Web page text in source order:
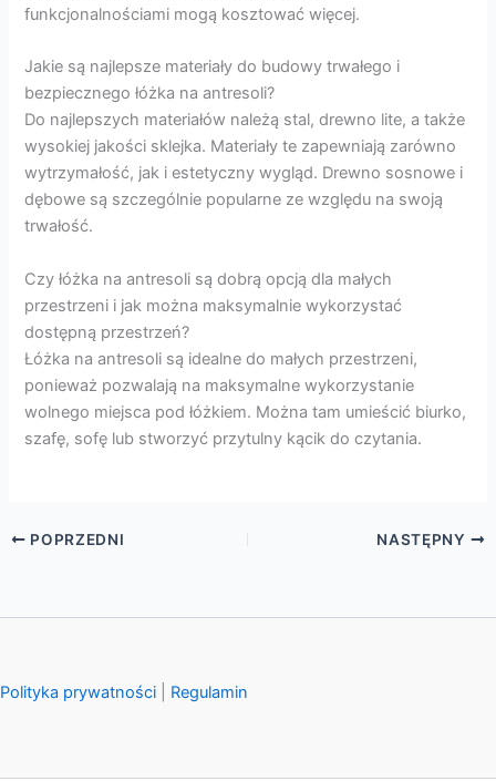
funkcjonalnościami mogą kosztować więcej.
Jakie są najlepsze materiały do budowy trwałego i
bezpiecznego łóżka na antresoli?
Do najlepszych materiałów należą stal, drewno lite, a także
wysokiej jakości sklejka. Materiały te zapewniają zarówno
wytrzymałość, jak i estetyczny wygląd. Drewno sosnowe i
dębowe są szczególnie popularne ze względu na swoją
trwałość.
Czy łóżka na antresoli są dobrą opcją dla małych
przestrzeni i jak można maksymalnie wykorzystać
dostępną przestrzeń?
Łóżka na antresoli są idealne do małych przestrzeni,
ponieważ pozwalają na maksymalne wykorzystanie
wolnego miejsca pod łóżkiem. Można tam umieścić biurko,
szafę, sofę lub stworzyć przytulny kącik do czytania.
POPRZEDNI NASTĘPNY
Polityka prywatności Regulamin